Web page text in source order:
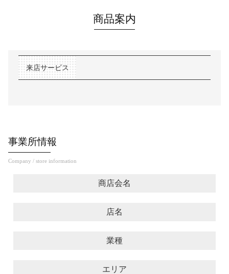
商品案内
来店サービス
事業所情報
Company / store information
商店会名
店名
業種
エリア